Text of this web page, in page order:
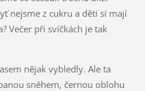
nejsme z cukru a děti si mají
Večer při svíčkách je tak
nějak vybledly. Ale ta
sněhem, černou oblohu